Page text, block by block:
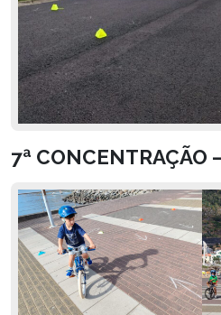
7ª CONCENTRAÇÃO